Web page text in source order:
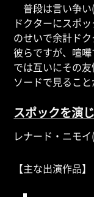
普段は言い争
ドクターにスポ
のせいで余計ド
彼らですが、喧
では互いにその
ソードで見ること
スポックを演
レナード・ニモ
【主な出演作品】